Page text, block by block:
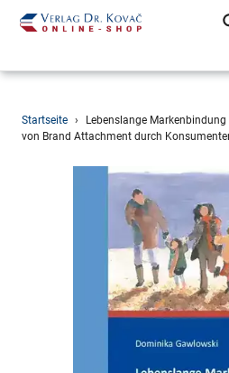
Direkt
zum
Startseite ›
Lebenslange
von Brand Attachment durch